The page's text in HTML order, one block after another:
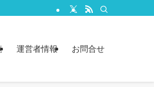
運営者情報 お問合せ